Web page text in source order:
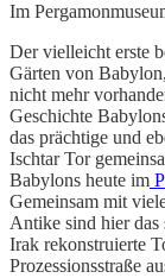
Im
Der vielleicht erste
Gärten von
nicht mehr
Geschichte
das prächtige und
Ischtar Tor
Babylons heute im
Gemeinsam mit
Antike sind hier
Irak rekonstruierte
Prozessionsstraße